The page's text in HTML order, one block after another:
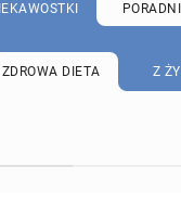
ZDROWA DIETA Z